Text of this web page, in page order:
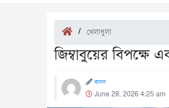
/ খেলাধুলা
জিম্বাবুয়ের বিপক্ষে
বাসস
June 28, 2026 4:25 am